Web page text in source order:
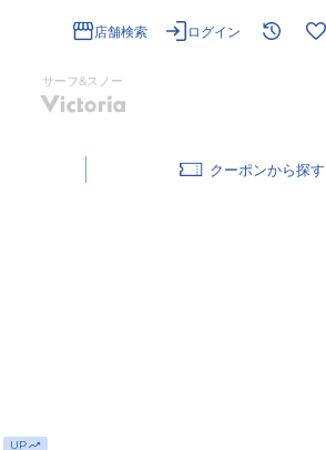
店舗検索 ログイン
サーフ&スノー
クーポン
UP